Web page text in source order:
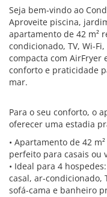
Seja bem-vindo ao
Aproveite piscina,
apartamento de 42 m²
condicionado, TV, Wi-
compacta com
conforto e praticidade
mar.
Para o seu conforto, o
oferecer uma estadia
• Apartamento de 42
perfeito para casais ou
• Ideal para 4
casal, ar-condicionado,
sofá-cama e banheiro